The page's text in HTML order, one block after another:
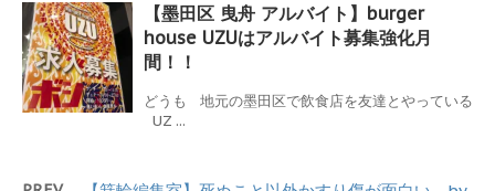
【墨田区 曳舟 アルバイト】burger
house UZUはアルバイト募集強化月
間！！
どうも 地元の墨田区で飲食店を友達とやっている
UZ ...